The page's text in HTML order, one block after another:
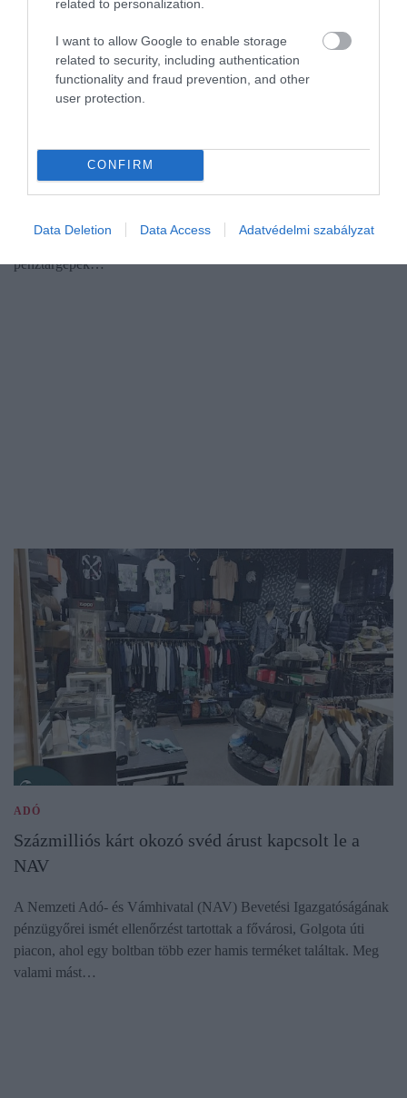
related to personalization.
I want to allow Google to enable storage
related to security, including authentication
functionality and fraud prevention, and other
user protection.
CONFIRM
Data Deletion Data Access Adatvédelmi szabályzat
ellenőrök
A háromnapos hétvégén a Nemzeti Adó- és Vámhivatal országos
figyelmet fordít a virág-, ékszer-, édesség- és ajándékárusok
ellenőrzésére. A revizorok a nyugta- és számlaadást, az online
pénztárgépek…
ADÓ
Százmilliós kárt okozó svéd árust kapcsolt le a
NAV
A Nemzeti Adó- és Vámhivatal (NAV) Bevetési Igazgatóságának
pénzügyőrei ismét ellenőrzést tartottak a fővárosi, Golgota úti
piacon, ahol egy boltban több ezer hamis terméket találtak. Meg
valami mást…